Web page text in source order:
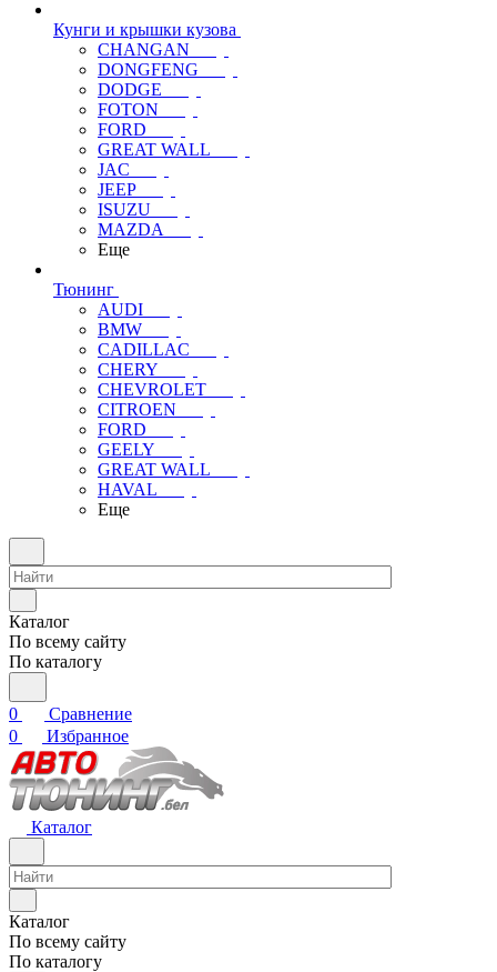
Кунги и крышки кузова
CHANGAN
DONGFENG
DODGE
FOTON
FORD
GREAT WALL
JAC
JEEP
ISUZU
MAZDA
Еще
Тюнинг
AUDI
BMW
CADILLAC
CHERY
CHEVROLET
CITROEN
FORD
GEELY
GREAT WALL
HAVAL
Еще
Каталог
По всему сайту
По каталогу
0
Сравнение
0
Избранное
Каталог
Каталог
По всему сайту
По каталогу